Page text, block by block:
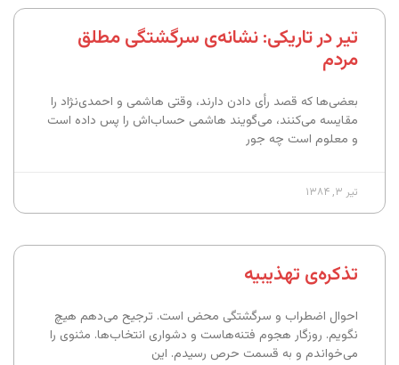
تیر در تاریکی: نشانه‌ی سرگشتگی مطلق
مردم
بعضی‌ها که قصد رأی دادن دارند، وقتی هاشمی و احمدی‌نژاد را
مقایسه می‌کنند، می‌گویند هاشمی حساب‌اش را پس داده است
و معلوم است چه جور
تیر ۳, ۱۳۸۴
تذکره‌ی تهذیبیه
احوال اضطراب و سرگشتگی محض است. ترجیح می‌دهم هیچ
نگویم. روزگار هجوم فتنه‌هاست و دشواری انتخاب‌ها. مثنوی را
می‌خواندم و به قسمت حرص رسیدم. این